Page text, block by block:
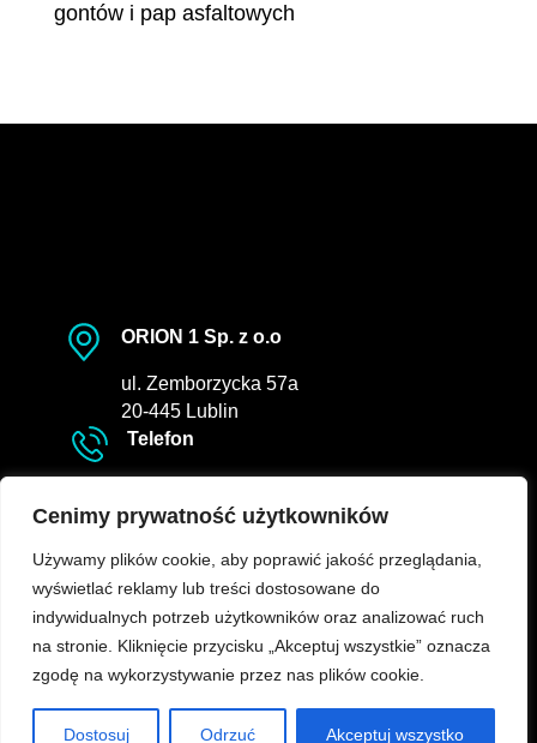
Cenimy prywatność użytkowników
Używamy plików cookie, aby poprawić jakość przeglądania,
wyświetlać reklamy lub treści dostosowane do
indywidualnych potrzeb użytkowników oraz analizować ruch
na stronie. Kliknięcie przycisku „Akceptuj wszystkie” oznacza
zgodę na wykorzystywanie przez nas plików cookie.
Dostosuj Odrzuć Akceptuj wszystko
gontów i pap asfaltowych
ORION 1 Sp. z o.o
ul. Zemborzycka 57a
20-445 Lublin
Telefon
E-MAIL
info@orion-lublin.pl